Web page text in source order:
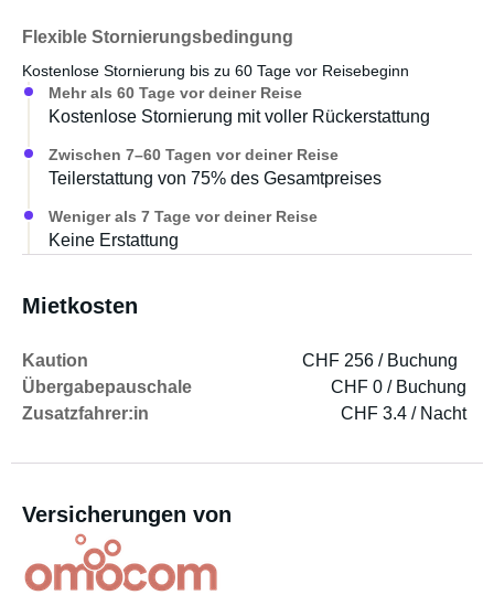
Flexible Stornierungsbedingung
Kostenlose Stornierung bis zu 60 Tage vor Reisebeginn
Mehr als 60 Tage vor deiner Reise
Kostenlose Stornierung mit voller Rückerstattung
Zwischen 7–60 Tagen vor deiner Reise
Teilerstattung von 75% des Gesamtpreises
Weniger als 7 Tage vor deiner Reise
Keine Erstattung
Mietkosten
Kaution
CHF 256 / Buchung
Übergabepauschale
CHF 0 / Buchung
Zusatzfahrer:in
CHF 3.4 / Nacht
Versicherungen von